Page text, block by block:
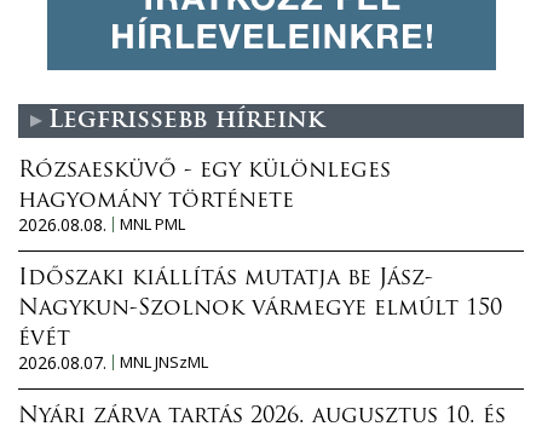
Legfrissebb híreink
Rózsaesküvő - egy különleges
hagyomány története
2026.08.08.
MNL PML
Időszaki kiállítás mutatja be Jász-
Nagykun-Szolnok vármegye elmúlt 150
évét
2026.08.07.
MNL JNSzML
Nyári zárva tartás 2026. augusztus 10. és